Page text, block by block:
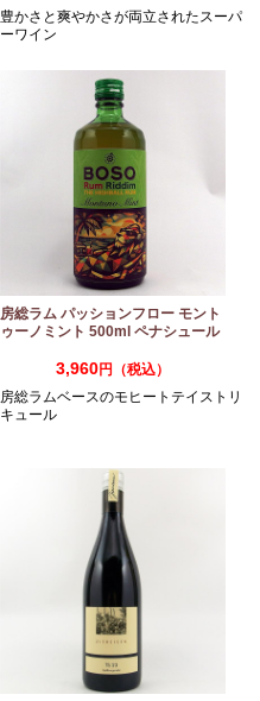
豊かさと爽やかさが両立されたスーパ
ーワイン
房総ラム パッションフロー モント
ゥーノミント 500ml ペナシュール
3,960円（税込）
房総ラムベースのモヒートテイストリ
キュール